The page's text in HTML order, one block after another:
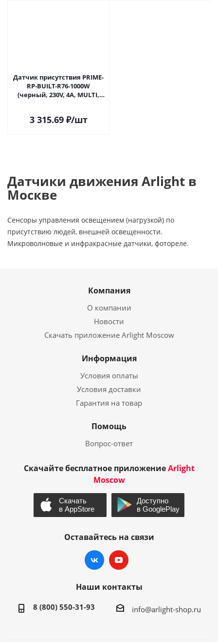
Датчик присутствия PRIME-
RP-BUILT-R76-1000W
(черный, 230V, 4A, MULTI,
3 315.69₽/шт
Датчики движения Arlight в
Москве
Сенсоры управления освещением (нагрузкой) по
присутствию людей, внешней освещенности.
Микроволновые и инфракрасные датчики, фотореле.
Компания
О компании
Новости
Скачать приложение Arlight Moscow
Информация
Условия оплаты
Условия доставки
Гарантия на товар
Помощь
Вопрос-ответ
Скачайте бесплатное приложениеArlight
Moscow
Оставайтесь на связи
Наши контакты
8 (800) 550-31-93 info@arlight-shop.ru